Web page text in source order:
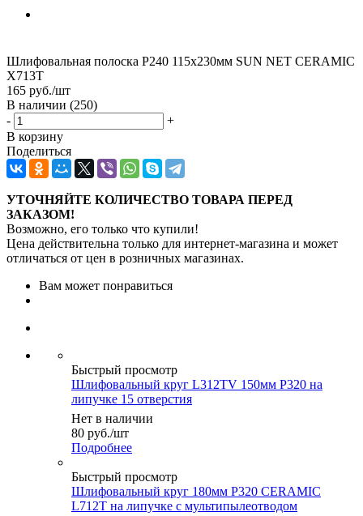
Шлифовальная полоска P240 115х230мм SUN NET CERAMIC
X713T
165 руб./шт
В наличии (250)
-
+
В корзину
Поделиться
УТОЧНЯЙТЕ КОЛИЧЕСТВО ТОВАРА ПЕРЕД
ЗАКАЗОМ!
Возможно, его только что купили!
Цена действительна только для интернет-магазина и может
отличаться от цен в розничных магазинах.
Вам может понравиться
Быстрый просмотр
Шлифовальный круг L312TV 150мм Р320 на
липучке 15 отверстия
Нет в наличии
80 руб./шт
Подробнее
Быстрый просмотр
Шлифовальный круг 180мм P320 CERAMIC
L712T на липучке с мультипылеотводом